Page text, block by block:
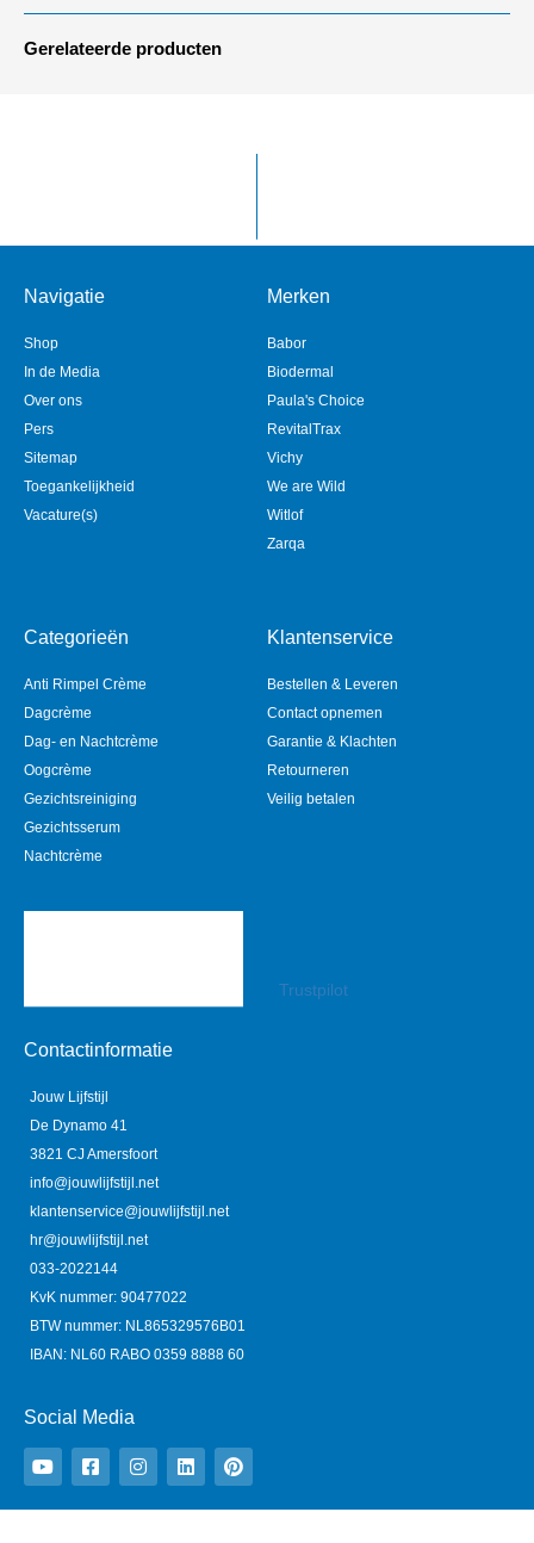
Gerelateerde producten
Navigatie
Shop
In de Media
Over ons
Pers
Sitemap
Toegankelijkheid
Vacature(s)
Merken
Babor
Biodermal
Paula's Choice
RevitalTrax
Vichy
We are Wild
Witlof
Zarqa
Categorieën
Anti Rimpel Crème
Dagcrème
Dag- en Nachtcrème
Oogcrème
Gezichtsreiniging
Gezichtsserum
Nachtcrème
Klantenservice
Bestellen & Leveren
Contact opnemen
Garantie & Klachten
Retourneren
Veilig betalen
Trustpilot
Contactinformatie
Jouw Lijfstijl
De Dynamo 41
3821 CJ Amersfoort
info@jouwlijfstijl.net
klantenservice@jouwlijfstijl.net
hr@jouwlijfstijl.net
033-2022144
KvK nummer: 90477022
BTW nummer: NL865329576B01
IBAN: NL60 RABO 0359 8888 60
Social Media
o
u
t
u
a
c
e
b
n
s
t
a
i
n
k
e
i
n
t
e